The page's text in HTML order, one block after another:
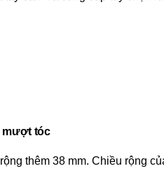
mượt tóc
thêm 38 mm. Chiều rộng